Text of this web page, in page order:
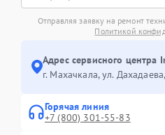
Отправляя заявку на ремонт
Политикой
Адрес сервисного центра
г. Махачкала, ул.
Горячая линия
+7 (800) 301-55-83